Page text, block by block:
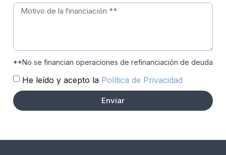
**No se financian operaciones de refinanciación de deuda
He leído y acepto la Política de Privacidad
Enviar